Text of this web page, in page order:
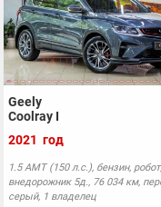
Geely
Coolray I
2021 год
1.5 AMT (150 л.с.), бензин, робот,
внедорожник 5д., 76 034 км,
серый, 1 владелец